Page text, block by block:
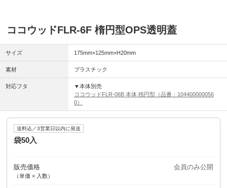
ココウッドFLR-6F 楕円型OPS透明蓋
サイズ 175mm×125mm×H20mm
素材 プラスチック
対応フタ
▼本体別売
ココウッドFLR-06B 本体 楕円型（品番：104400000056
0）
送料込／3営業日以内に発送
袋50入
販売価格
（単価 × 入数）
会員のみ公開